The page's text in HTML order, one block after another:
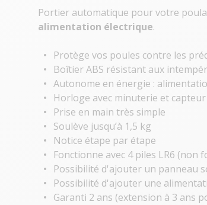
Portier automatique pour votre
alimentation électrique.
Protège vos poules contre les
Boîtier ABS résistant aux
Autonome en énergie :
Horloge avec minuterie et
Prise en main très simple
Soulève jusqu’à 1,5 kg
Notice étape par étape
Fonctionne avec 4 piles LR6 (non
Possibilité d'ajouter un panneau
Possibilité d'ajouter une
Garanti 2 ans (extension à 3 ans